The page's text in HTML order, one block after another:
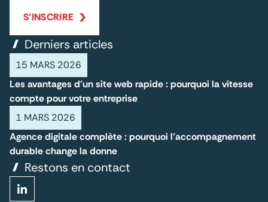
S'INSCRIRE
Derniers articles
15 MARS 2026
Les avantages d'un site web rapide : pourquoi la vitesse
compte pour votre entreprise
1 MARS 2026
Agence digitale complète : pourquoi l’accompagnement
durable change la donne
Restons en contact